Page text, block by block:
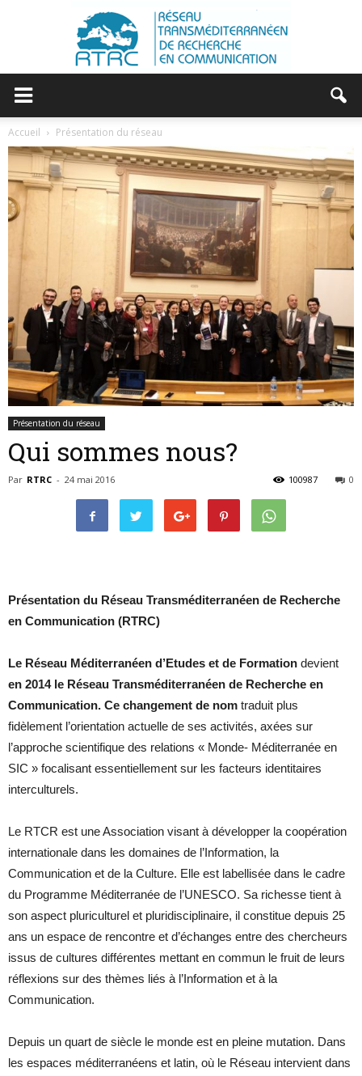
|
RESEAU
TRANSMEDITERRANEEN
de
Accueil Présentation du réseau
Présentation du réseau
Qui sommes nous?
Par RTRC - 24 mai 2016 0
100987
Présentation du Réseau Transméditerranéen de Recherche
en Communication (RTRC)
Le Réseau Méditerranéen d’Etudes et de Formation devient
en 2014 le Réseau Transméditerranéen de Recherche en
Communication. Ce changement de nom traduit plus
fidèlement l’orientation actuelle de ses activités, axées sur
l’approche scientifique des relations « Monde- Méditerranée en
SIC » focalisant essentiellement sur les facteurs identitaires
interculturels.
Le RTCR est une Association visant à développer la coopération
internationale dans les domaines de l’Information, la
Communication et de la Culture. Elle est labellisée dans le cadre
du Programme Méditerranée de l’UNESCO. Sa richesse tient à
son aspect pluriculturel et pluridisciplinaire, il constitue depuis 25
ans un espace de rencontre et d’échanges entre des chercheurs
issus de cultures différentes mettant en commun le fruit de leurs
réflexions sur des thèmes liés à l’Information et à la
Communication.
Depuis un quart de siècle le monde est en pleine mutation. Dans
les espaces méditerranéens et latin, où le Réseau intervient dans